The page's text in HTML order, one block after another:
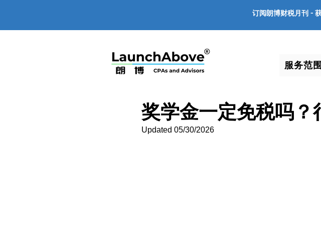
订阅朗博财税月刊 -
服务范围
奖学金一定免税吗？
Updated 05/30/2026